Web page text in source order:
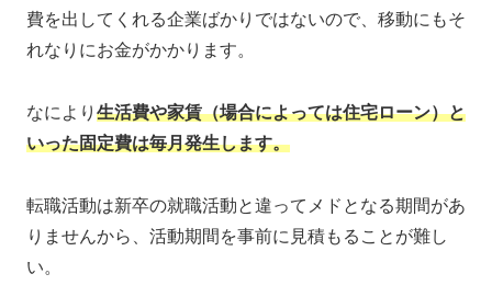
費を出してくれる企業ばかりではないので、移動にもそ
れなりにお金がかかります。
なにより 生活費や家賃（場合によっては住宅ローン）と
いった固定費は毎月発生します。
転職活動は新卒の就職活動と違ってメドとなる期間があ
りませんから、活動期間を事前に見積もることが難し
い。